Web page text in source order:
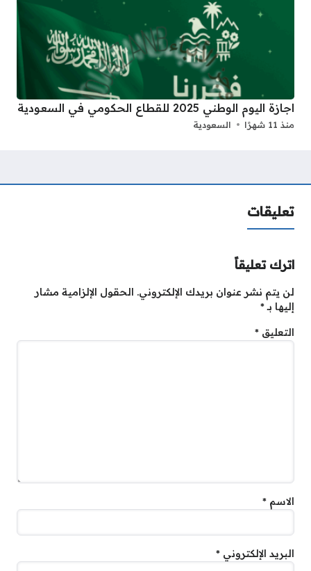
اجازة اليوم الوطني 2025 للقطاع الحكومي في السعودية
منذ 11 شهرًا السعودية
تعليقات
اترك تعليقاً
لن يتم نشر عنوان بريدك الإلكتروني.
الحقول الإلزامية مشار
إليها بـ*
التعليق *
الاسم *
البريد الإلكتروني *